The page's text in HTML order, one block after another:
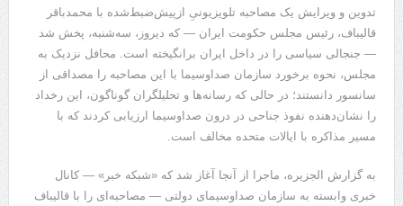
تدوین و ویرایش یک مصاحبه تلویزیونیِ ازپیش‌ضبط‌شده با محمدباقر
قالیباف، رئیس مجلس حکومت ایران — که دیروز، سه‌شنبه، پخش شد
— جنجالی سیاسی را در داخل ایران برانگیخته است. محافل نزدیک به
مجلس، نحوه برخورد سازمان صداوسیما با این مصاحبه را مصداقی از
سانسور دانستند؛ در حالی که رسانه‌ها و تحلیلگران گوناگون، این رخداد
را نشان‌دهنده نفوذ جناحی در درون صداوسیما ارزیابی کردند که با
مسیر مذاکره با ایالات متحده مخالف است.
به گزارش الجزیره، ماجرا از آنجا آغاز شد که «شبکه خبر» — کانال
خبری وابسته به سازمان صداوسیمای دولتی — مصاحبه‌ای را با قالیباف